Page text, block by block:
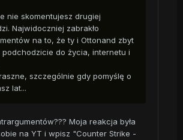
nie skomentujesz drugiej
Najwidoczniej zabrakło
na to, że ty i Ottonand zbyt
podchodzicie do życia, internetu i
szczególnie gdy pomyślę o
lat...
Moja reakcja była
na YT i wpisz "Counter Strike -